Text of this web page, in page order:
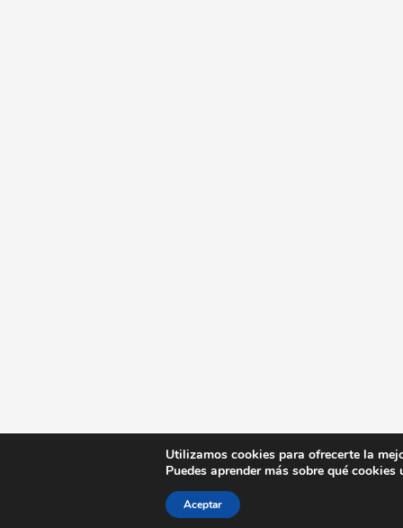
Utilizamos cookies para ofrecerte la
Puedes aprender más sobre qué
Aceptar